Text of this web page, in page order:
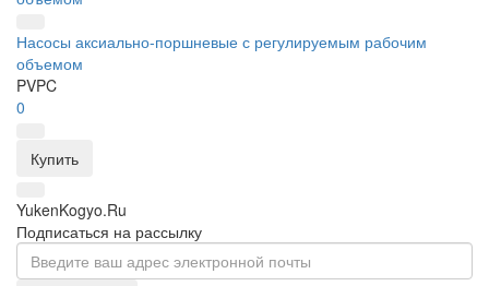
Насосы аксиально-поршневые с регулируемым рабочим
объемом
PVPC
0
Купить
YukenKogyo.Ru
Подписаться на рассылку